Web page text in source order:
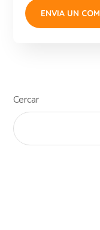
Cercar